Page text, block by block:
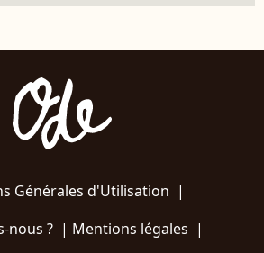
Générales d'Utilisation |
nous ?| Mentions légales |